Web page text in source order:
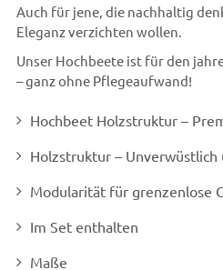
Auch für jene, die nachhaltig
Eleganz verzichten wollen.
Unser Hochbeete ist für den
– ganz ohne Pflegeaufwand!
Hochbeet Holzstruktur –
Holzstruktur – Unverwüstlich
Modularität für grenzenlose
Im Set enthalten
Maße